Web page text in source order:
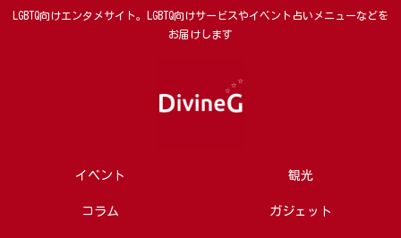
LGBTQ向けエンタメサイト。LGBTQ向けサービスやイベント占いメニューなどを
お届けします
イベント 観光
コラム ガジェット